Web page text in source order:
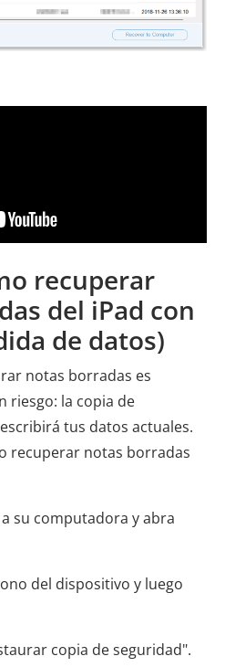
recuperar
del iPad con
de datos)
notas borradas es
riesgo: la copia de
tus datos actuales.
recuperar notas borradas
su computadora y abra
del dispositivo y luego
copia de seguridad".